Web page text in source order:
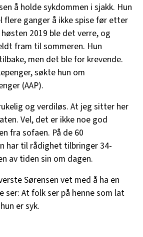
å holde sykdommen i sjakk. Hun
flere ganger å ikke spise før etter
2019 ble det verre, og
fram til sommeren. Hun
men det ble for krevende.
søkte hun om
(AAP).
og verdiløs. At jeg sitter her
Vel, det er ikke noe god
fra sofaen. På de 60
har til rådighet tilbringer 34-
av tiden sin om dagen.
Sørensen vet med å ha en
ser: At folk ser på henne som lat
er syk.